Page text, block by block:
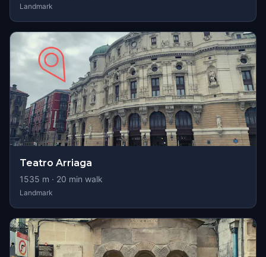
Landmark
Teatro Arriaga
1535 m · 20 min walk
Landmark